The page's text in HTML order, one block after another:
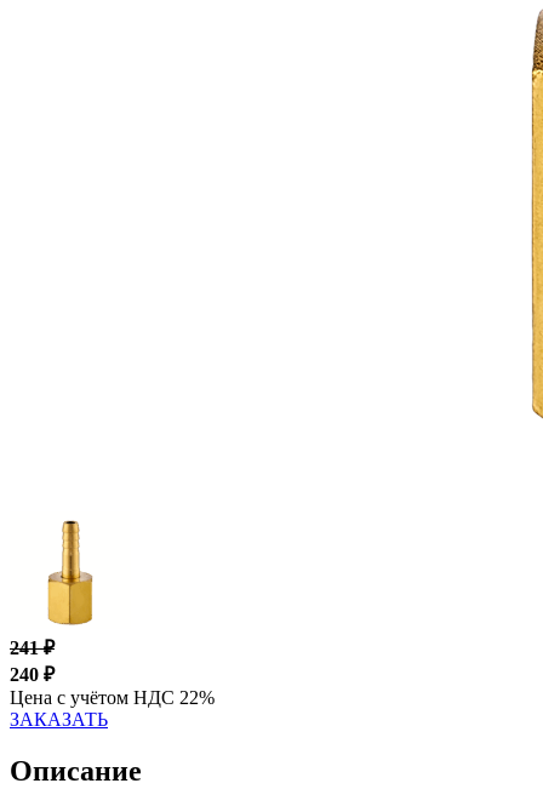
241₽
240 ₽
Цена с учётом НДС 22%
ЗАКАЗАТЬ
Описание